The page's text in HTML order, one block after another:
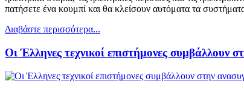
πατήσετε ένα κουμπί και θα κλείσουν αυτόματα τα
Διαβάστε περισσότερα...
Οι Έλληνες τεχνικοί επιστήμονες συμβάλλουν